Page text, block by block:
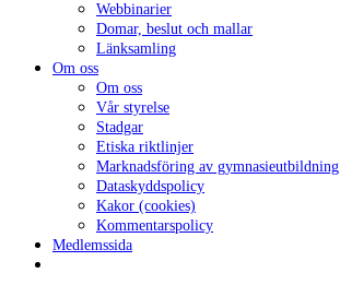
Webbinarier
Domar, beslut och mallar
Länksamling
Om oss
Om oss
Vår styrelse
Stadgar
Etiska riktlinjer
Marknadsföring av gymnasieutbildning
Dataskyddspolicy
Kakor (cookies)
Kommentarspolicy
Medlemssida